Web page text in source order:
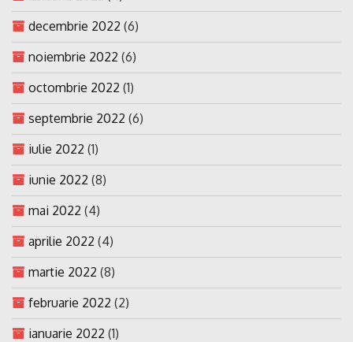
decembrie 2022 (6)
noiembrie 2022 (6)
octombrie 2022 (1)
septembrie 2022 (6)
iulie 2022 (1)
iunie 2022 (8)
mai 2022 (4)
aprilie 2022 (4)
martie 2022 (8)
februarie 2022 (2)
ianuarie 2022 (1)